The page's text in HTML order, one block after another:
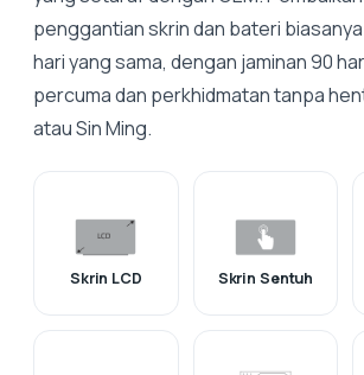
penggantian skrin dan bateri
hari yang sama, dengan jaminan 90
percuma dan perkhidmatan tanpa
atau Sin Ming.
Skrin LCD Skrin Sentuh